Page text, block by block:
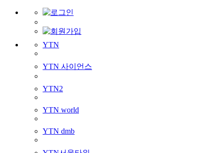
YTN
YTN 사이언스
YTN2
YTN world
YTN dmb